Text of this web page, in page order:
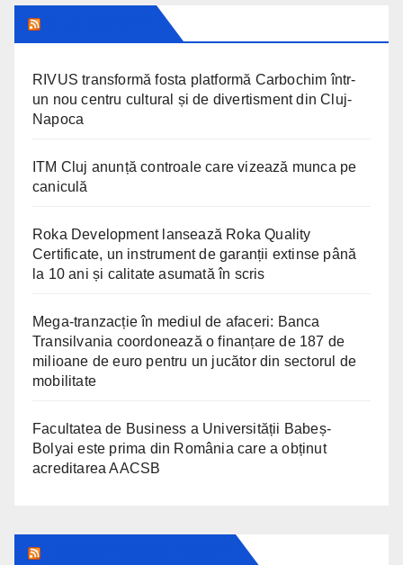
RIVUS transformă fosta platformă Carbochim într-
un nou centru cultural și de divertisment din Cluj-
Napoca
ITM Cluj anunță controale care vizează munca pe
caniculă
Roka Development lansează Roka Quality
Certificate, un instrument de garanții extinse până
la 10 ani și calitate asumată în scris
Mega-tranzacție în mediul de afaceri: Banca
Transilvania coordonează o finanțare de 187 de
milioane de euro pentru un jucător din sectorul de
mobilitate
Facultatea de Business a Universității Babeș-
Bolyai este prima din România care a obținut
acreditarea AACSB